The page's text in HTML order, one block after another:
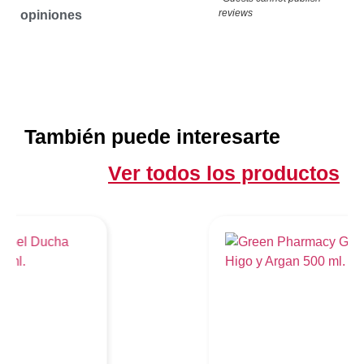
opiniones
reviews
También puede interesarte
Ver todos los productos